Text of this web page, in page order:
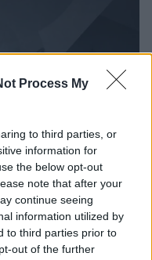
Process My
to third parties, or
information for
the below opt-out
note that after your
continue seeing
information utilized by
to third parties prior to
out of the further
diffusi tra le